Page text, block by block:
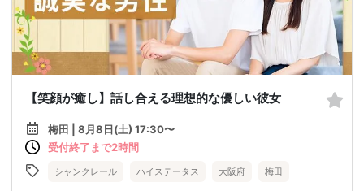
【笑顔が癒し】話し合える理想的な優しい彼女
梅田 | 8月8日(土) 17:30〜
受付終了まで2時間
シャンクレール ハイステータス 大阪府 梅田